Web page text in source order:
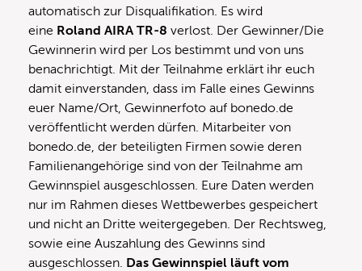
automatisch zur Disqualifikation. Es wird
eine Roland AIRA TR-8 verlost. Der Gewinner/Die
Gewinnerin wird per Los bestimmt und von uns
benachrichtigt. Mit der Teilnahme erklärt ihr euch
damit einverstanden, dass im Falle eines Gewinns
euer Name/Ort, Gewinnerfoto auf bonedo.de
veröffentlicht werden dürfen. Mitarbeiter von
bonedo.de, der beteiligten Firmen sowie deren
Familienangehörige sind von der Teilnahme am
Gewinnspiel ausgeschlossen. Eure Daten werden
nur im Rahmen dieses Wettbewerbes gespeichert
und nicht an Dritte weitergegeben. Der Rechtsweg,
sowie eine Auszahlung des Gewinns sind
ausgeschlossen. Das Gewinnspiel läuft vom